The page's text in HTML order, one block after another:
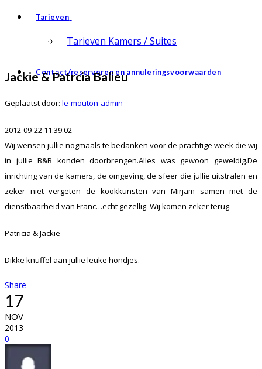
Tarieven
Tarieven Kamers / Suites
Contact/reserveren en annuleringsvoorwaarden
Jackie & Patrcia Balieu
Geplaatst door: le-mouton-admin
2012-09-22 11:39:02
Wij wensen jullie nogmaals te bedanken voor de prachtige week die wij
in jullie B&B konden doorbrengen.Alles was gewoon geweldig.De
inrichting van de kamers, de omgeving, de sfeer die jullie uitstralen en
zeker niet vergeten de kookkunsten van Mirjam samen met de
dienstbaarheid van Franc…echt gezellig. Wij komen zeker terug.
Patricia & Jackie
Dikke knuffel aan jullie leuke hondjes.
Share
17
NOV
2013
0